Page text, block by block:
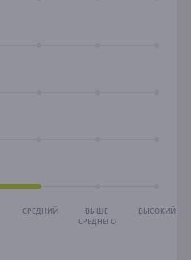
СРЕДНИЙ
ВЫШЕ
СРЕДНЕГО
ВЫСОКИЙ